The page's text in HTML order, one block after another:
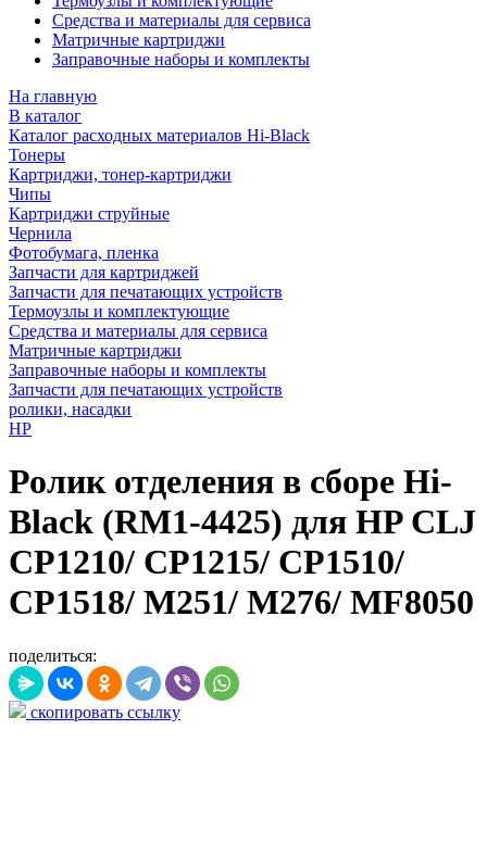
Средства и материалы для сервиса
Матричные картриджи
Заправочные наборы и комплекты
На главную
В каталог
Каталог расходных материалов Hi-Black
Тонеры
Картриджи, тонер-картриджи
Чипы
Картриджи струйные
Чернила
Фотобумага, пленка
Запчасти для картриджей
Запчасти для печатающих устройств
Термоузлы и комплектующие
Средства и материалы для сервиса
Матричные картриджи
Заправочные наборы и комплекты
Запчасти для печатающих устройств
ролики, насадки
HP
Ролик отделения в сборе Hi-
Black (RM1-4425) для HP CLJ
CP1210/ CP1215/ CP1510/
CP1518/ M251/ M276/ MF8050
поделиться:
скопировать ссылку